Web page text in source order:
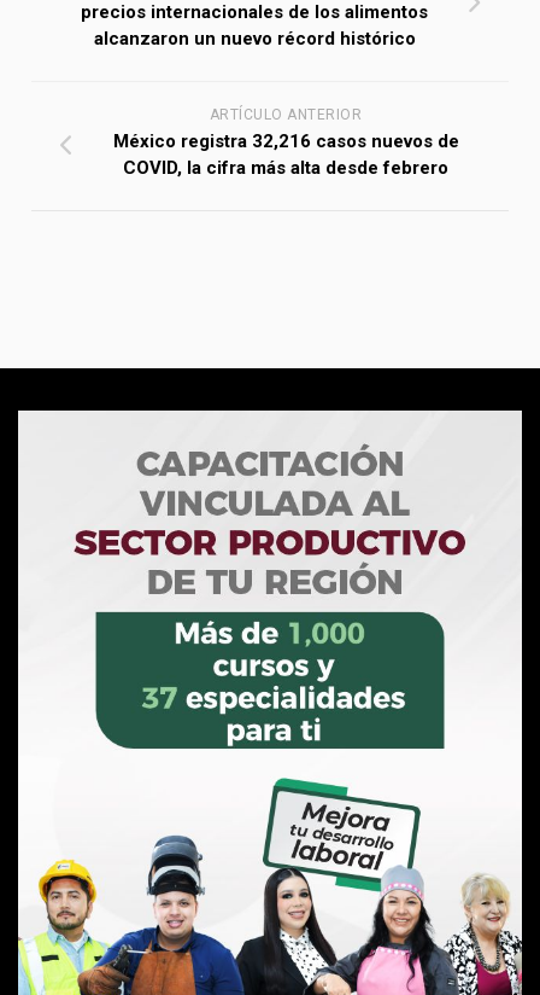
precios internacionales de los alimentos
alcanzaron un nuevo récord histórico
ARTÍCULO ANTERIOR
México registra 32,216 casos nuevos de
COVID, la cifra más alta desde febrero